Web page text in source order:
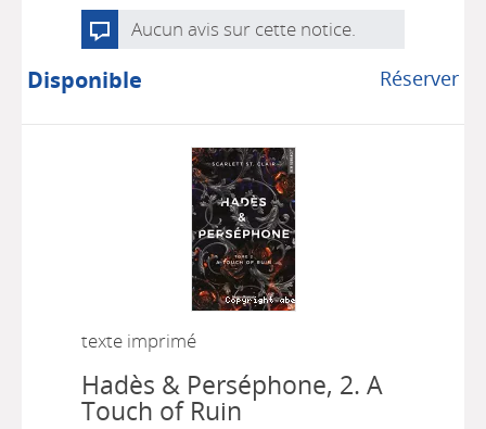
Aucun avis sur cette notice.
Réserver
Disponible
texte imprimé
Hadès & Perséphone, 2. A
Touch of Ruin